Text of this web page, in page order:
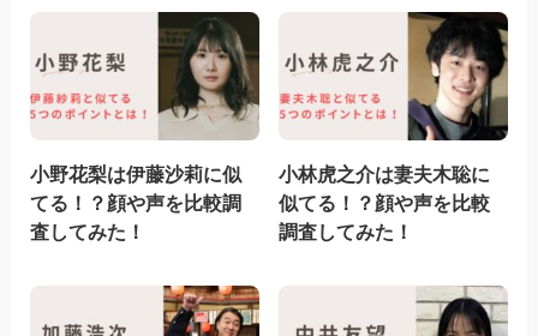
小野花梨は伊藤沙莉に似
てる！？顔や声を比較調
査してみた！
小林虎之介は妻夫木聡に
似てる！？顔や声を比較
調査してみた！